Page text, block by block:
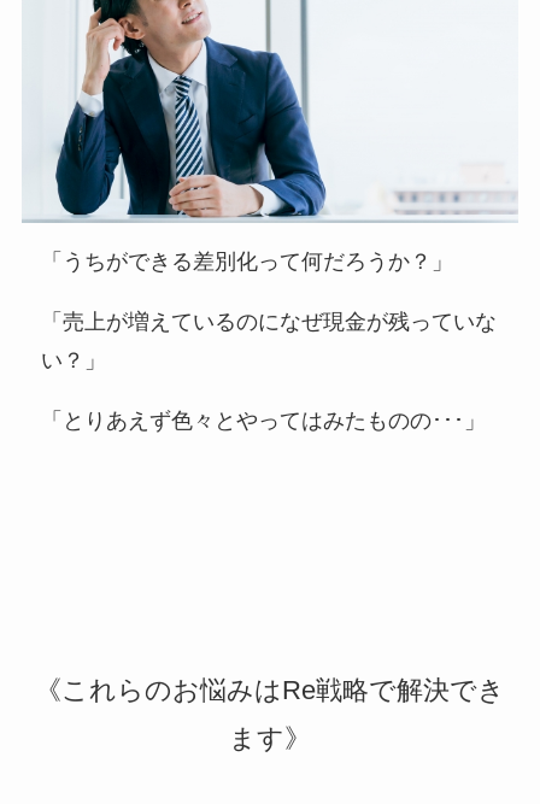
「うちができる差別化って何だろうか？」
「売上が増えているのになぜ現金が残っていな
い？」
「とりあえず色々とやってはみたものの･･･」
《これらのお悩みはRe戦略で解決でき
ます》